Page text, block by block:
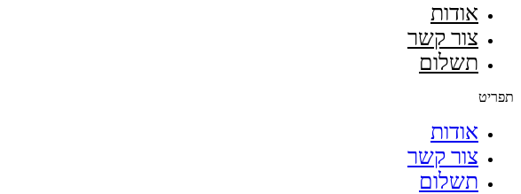
אודות
צור קשר
תשלום
תפריט
אודות
צור קשר
תשלום